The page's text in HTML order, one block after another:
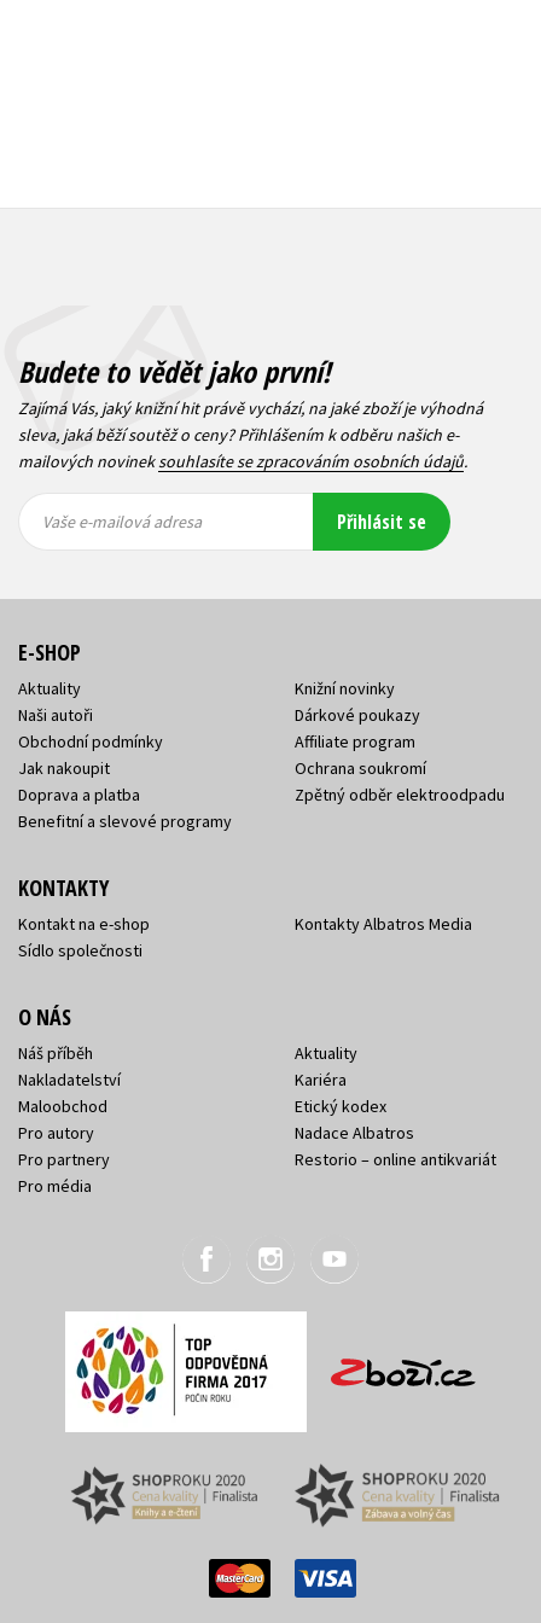
Budete to vědět jako první!
Zajímá Vás, jaký knižní hit právě vychází, na jaké zboží je výhodná
sleva, jaká běží soutěž o ceny? Přihlášením k odběru našich e-
mailových novineksouhlasíte se zpracováním osobních údajů.
mailová
mailová
Vaše e-mailová adresa Přihlásit se
E-SHOP
Aktuality
Naši autoři
Obchodní podmínky
Jak nakoupit
Doprava a platba
Benefitní a slevové programy
Knižní novinky
Dárkové poukazy
Affiliate program
Ochrana soukromí
Zpětný odběr elektroodpadu
KONTAKTY
Kontakt na e-shop
Sídlo společnosti
Kontakty Albatros Media
O NÁS
Náš příběh
Nakladatelství
Maloobchod
Pro autory
Pro partnery
Pro média
Aktuality
Kariéra
Etický kodex
Nadace Albatros
Restorio – online antikvariát